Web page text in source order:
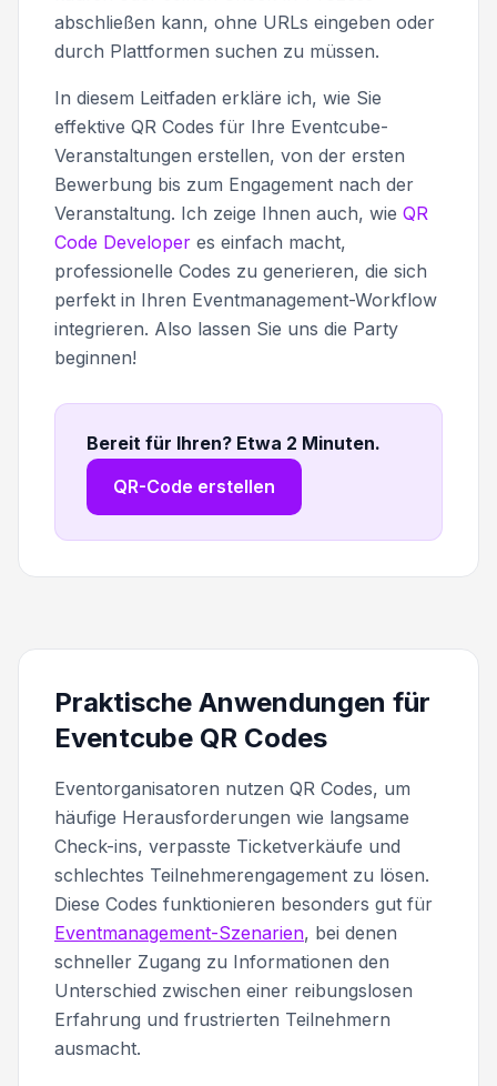
abschließen kann, ohne URLs eingeben oder
durch Plattformen suchen zu müssen.
In diesem Leitfaden erkläre ich, wie Sie
effektive QR Codes für Ihre Eventcube-
Veranstaltungen erstellen, von der ersten
Bewerbung bis zum Engagement nach der
Veranstaltung. Ich zeige Ihnen auch, wie QR
Code Developer es einfach macht,
professionelle Codes zu generieren, die sich
perfekt in Ihren Eventmanagement-Workflow
integrieren. Also lassen Sie uns die Party
beginnen!
Bereit für Ihren? Etwa 2 Minuten.
QR-Code erstellen
Praktische Anwendungen für
Eventcube QR Codes
Eventorganisatoren nutzen QR Codes, um
häufige Herausforderungen wie langsame
Check-ins, verpasste Ticketverkäufe und
schlechtes Teilnehmerengagement zu lösen.
Diese Codes funktionieren besonders gut für
Eventmanagement-Szenarien, bei denen
schneller Zugang zu Informationen den
Unterschied zwischen einer reibungslosen
Erfahrung und frustrierten Teilnehmern
ausmacht.